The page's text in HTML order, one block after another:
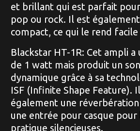
et brillant qui est parfait
pop ou rock. Il est également
compact, ce qui le rend
Blackstar HT-1R: Cet ampli a
de 1 watt mais produit un
dynamique grâce à sa
ISF (Infinite Shape Feature).
également une
une entrée pour casque pour
pratique silencieuses.